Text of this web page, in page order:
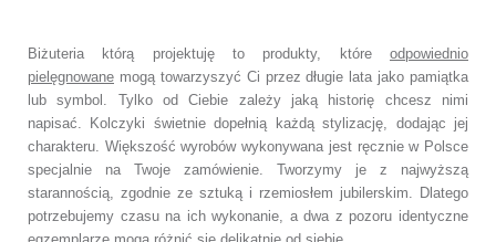
Biżuteria którą projektuję to produkty, które odpowiednio
pielęgnowane mogą towarzyszyć Ci przez długie lata jako pamiątka
lub symbol. Tylko od Ciebie zależy jaką historię chcesz nimi
napisać. Kolczyki świetnie dopełnią każdą stylizację, dodając jej
charakteru. Większość wyrobów wykonywana jest ręcznie w Polsce
specjalnie na Twoje zamówienie. Tworzymy je z najwyższą
starannością, zgodnie ze sztuką i rzemiosłem jubilerskim. Dlatego
potrzebujemy czasu na ich wykonanie, a dwa z pozoru identyczne